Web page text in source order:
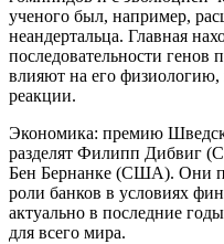
ученого был, например,
неандертальца. Главная
последовательности генов
влияют на его
реакции.
Экономика: премию
разделят Филипп Дибвиг
Бен Бернанке (США). Они
роли банков в условиях
актуально в последние
для всего мира.